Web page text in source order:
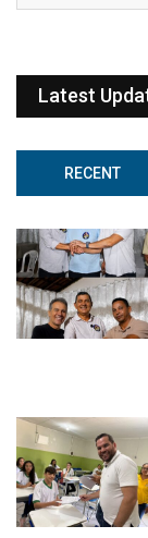
Latest
RECENT